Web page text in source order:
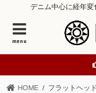
デニム中心に経年
menu
HOME フラットヘッド